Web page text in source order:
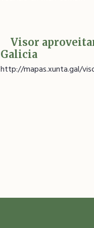
Visor
Galicia
http://mapas.xunta.gal/